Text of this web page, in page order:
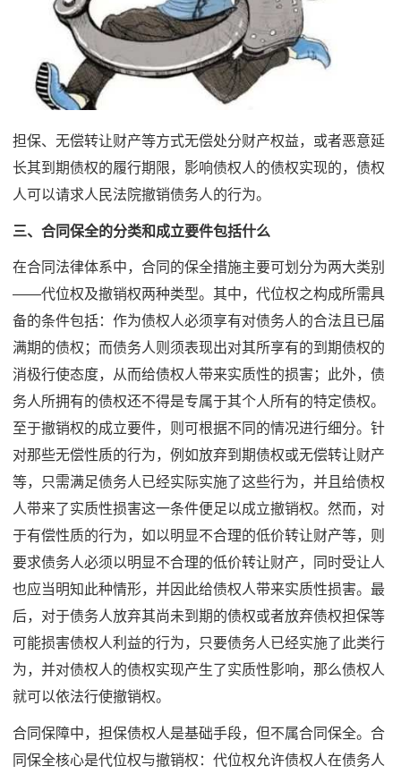
担保、无偿转让财产等方式无偿处分财产权益，或者恶意延
长其到期债权的履行期限，影响债权人的债权实现的，债权
人可以请求人民法院撤销债务人的行为。
三、合同保全的分类和成立要件包括什么
在合同法律体系中，合同的保全措施主要可划分为两大类别
——代位权及撤销权两种类型。其中，代位权之构成所需具
备的条件包括：作为债权人必须享有对债务人的合法且已届
满期的债权；而债务人则须表现出对其所享有的到期债权的
消极行使态度，从而给债权人带来实质性的损害；此外，债
务人所拥有的债权还不得是专属于其个人所有的特定债权。
至于撤销权的成立要件，则可根据不同的情况进行细分。针
对那些无偿性质的行为，例如放弃到期债权或无偿转让财产
等，只需满足债务人已经实际实施了这些行为，并且给债权
人带来了实质性损害这一条件便足以成立撤销权。然而，对
于有偿性质的行为，如以明显不合理的低价转让财产等，则
要求债务人必须以明显不合理的低价转让财产，同时受让人
也应当明知此种情形，并因此给债权人带来实质性损害。最
后，对于债务人放弃其尚未到期的债权或者放弃债权担保等
可能损害债权人利益的行为，只要债务人已经实施了此类行
为，并对债权人的债权实现产生了实质性影响，那么债权人
就可以依法行使撤销权。
合同保障中，担保债权人是基础手段，但不属合同保全。合
同保全核心是代位权与撤销权：代位权允许债权人在债务人